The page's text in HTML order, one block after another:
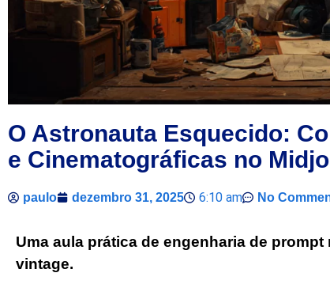
O Astronauta Esquecido:
e Cinematográficas no
paulo dezembro 31, 2025 6:10 am No
Uma aula prática de engenharia de
vintage.